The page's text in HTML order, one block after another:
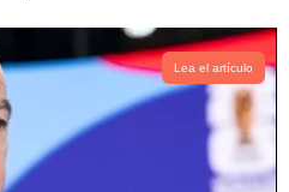
Lea el artículo